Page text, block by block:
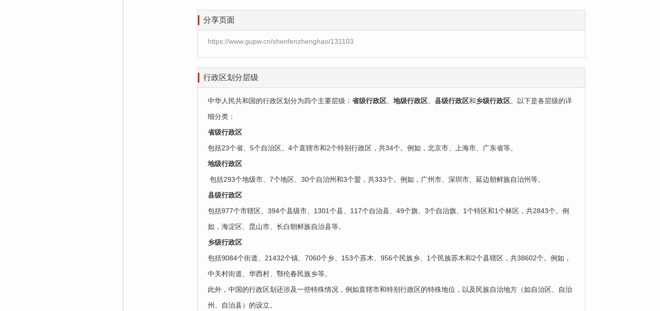
分享页面
https://www.gupw.cn/shenfenzhenghao/131103
行政区划分层级
中华人民共和国的行政区划分为四个主要层级：‌ 省级行政区 地级行政区 县级行政区‌和‌乡级行政区‌。以下是各层级的详
细分类：‌
‌省级行政区
包括23个省、5个自治区、4个直辖市和2个特别行政区，共34个。例如，北京市、上海市、广东省等。
‌地级行政区
‌ 包括293个地级市、7个地区、30个自治州和3个盟，共333个。例如，广州市、深圳市、延边朝鲜族自治州等。
‌县级行政区‌
包括977个市辖区、394个县级市、1301个县、117个自治县、49个旗、3个自治旗、1个特区和1个林区，共2843个。例
如，海淀区、昆山市、长白朝鲜族自治县等。
乡级行政区‌
包括9084个街道、21432个镇、7060个乡、153个苏木、956个民族乡、1个民族苏木和2个县辖区，共38602个。例如，
中关村街道、华西村、鄂伦春民族乡等。
此外，中国的行政区划还涉及一些特殊情况，例如直辖市和特别行政区的特殊地位，以及民族自治地方（如自治区、自治
州、自治县）的设立。